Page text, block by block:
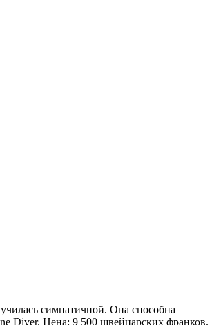
симпатичной. Она способна
Diver. Цена: 9 500 швейцарских франков.